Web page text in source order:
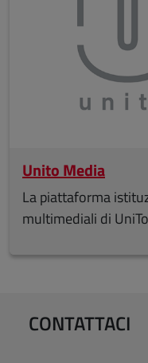
Unito Media
La piattaforma
multimediali di UniTo
CONTATTACI